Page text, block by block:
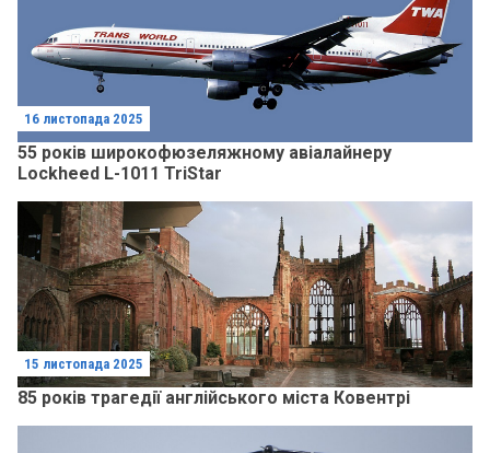
16 листопада 2025
55 років широкофюзеляжному авіалайнеру
Lockheed L-1011 TriStar
15 листопада 2025
85 років трагедії англійського міста Ковентрі